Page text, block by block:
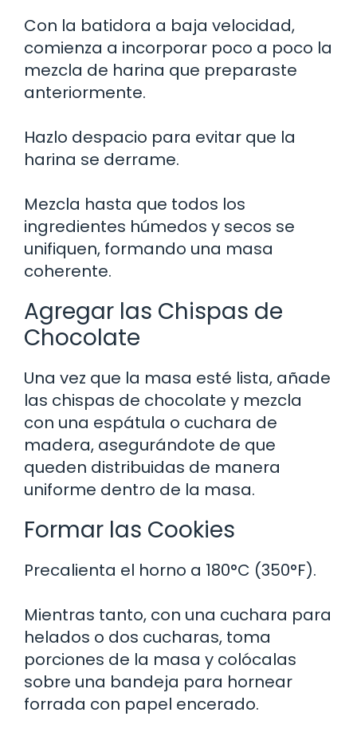
Con la batidora a baja velocidad,
comienza a incorporar poco a poco la
mezcla de harina que preparaste
anteriormente.
Hazlo despacio para evitar que la
harina se derrame.
Mezcla hasta que todos los
ingredientes húmedos y secos se
unifiquen, formando una masa
coherente.
Agregar las Chispas de
Chocolate
Una vez que la masa esté lista, añade
las chispas de chocolate y mezcla
con una espátula o cuchara de
madera, asegurándote de que
queden distribuidas de manera
uniforme dentro de la masa.
Formar las Cookies
Precalienta el horno a 180°C (350°F).
Mientras tanto, con una cuchara para
helados o dos cucharas, toma
porciones de la masa y colócalas
sobre una bandeja para hornear
forrada con papel encerado.